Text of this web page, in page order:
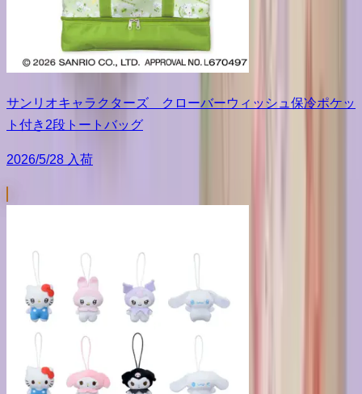
サンリオキャラクターズ クローバーウィッシュ保冷ポケッ
ト付き2段トートバッグ
2026/5/28 入荷